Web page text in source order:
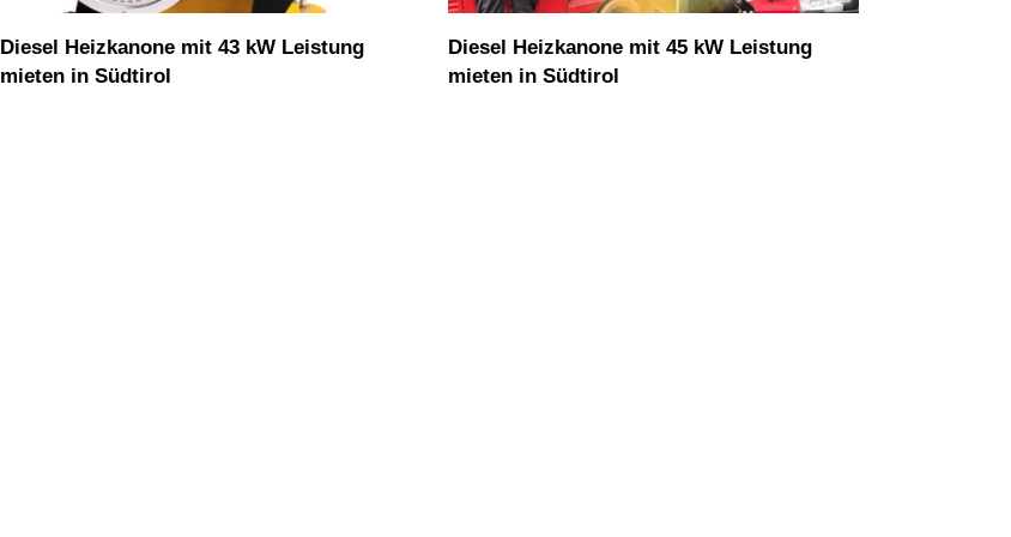
h
i
Diesel Heizkanone mit 43 kW Leistung
mieten in Südtirol
Diesel Heizkanone mit 45 kW Leistung
mieten in Südtirol